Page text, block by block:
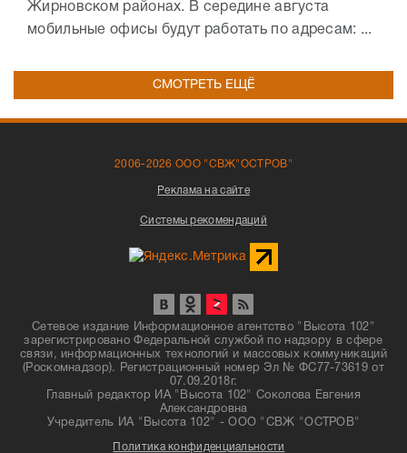
Жирновском районах. В середине августа
мобильные офисы будут работать по адресам: ...
СМОТРЕТЬ ЕЩЁ
2006-2026 ООО "СВЖ"ОСТРОВ"
Реклама на сайте
Системы рекомендаций
Сетевое издание Информационное агентство "Высота 102"
зарегистрировано Федеральной службой по надзору в сфере
связи, информационных технологий и массовых коммуникаций
(Роскомнадзор). Регистрационный номер Эл № ФС77-73619 от
07.09.2018г.
Главный редактор ИА "Высота 102" Соколова Евгения
Александровна
Учредитель ИА "Высота 102" - ООО "СВЖ "ОСТРОВ"
Политика конфиденциальности